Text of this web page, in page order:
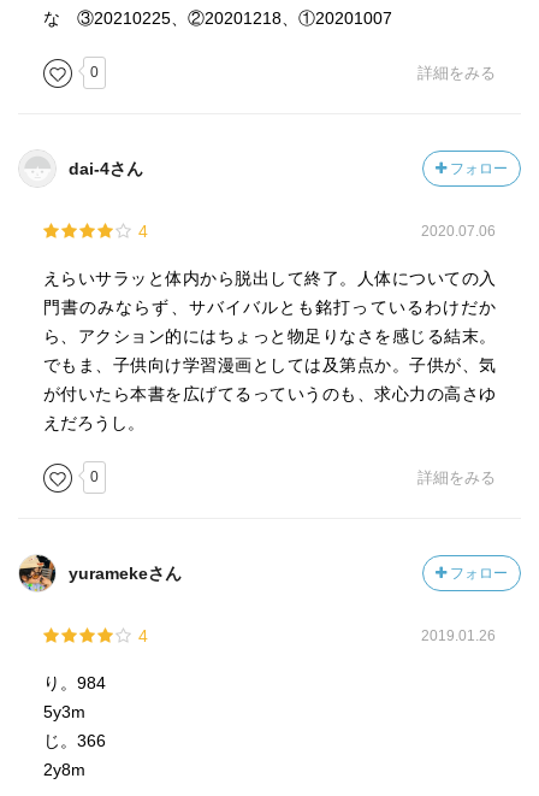
な ③20210225、②20201218、①20201007
0 詳細をみる
dai-4さん フォロー
4 2020.07.06
えらいサラッと体内から脱出して終了。人体についての入
門書のみならず、サバイバルとも銘打っているわけだか
ら、アクション的にはちょっと物足りなさを感じる結末。
でもま、子供向け学習漫画としては及第点か。子供が、気
が付いたら本書を広げてるっていうのも、求心力の高さゆ
えだろうし。
0 詳細をみる
yuramekeさん フォロー
4 2019.01.26
り。984
5y3m
じ。366
2y8m